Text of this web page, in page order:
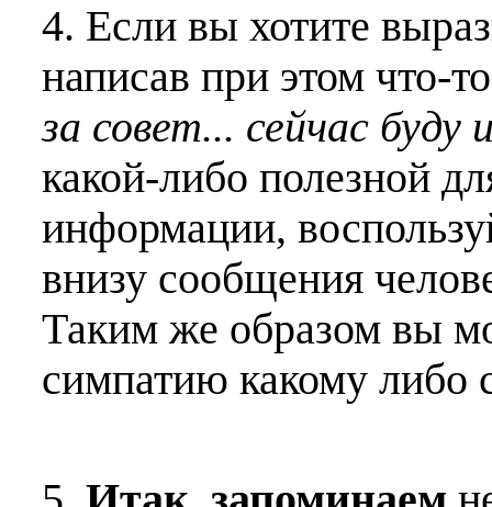
4. Если вы хотите
написав при этом что-
за совет... сейчас буду
какой-либо полезной
информации,
внизу сообщения
Таким же образом вы
симпатию какому